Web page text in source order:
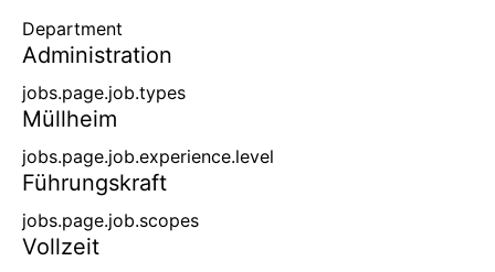
Home
Home
Home
Home
continent.america
Department
Administration
jobs.page.job.types
Müllheim
jobs.page.job.experience.level
Führungskraft
jobs.page.job.scopes
Vollzeit